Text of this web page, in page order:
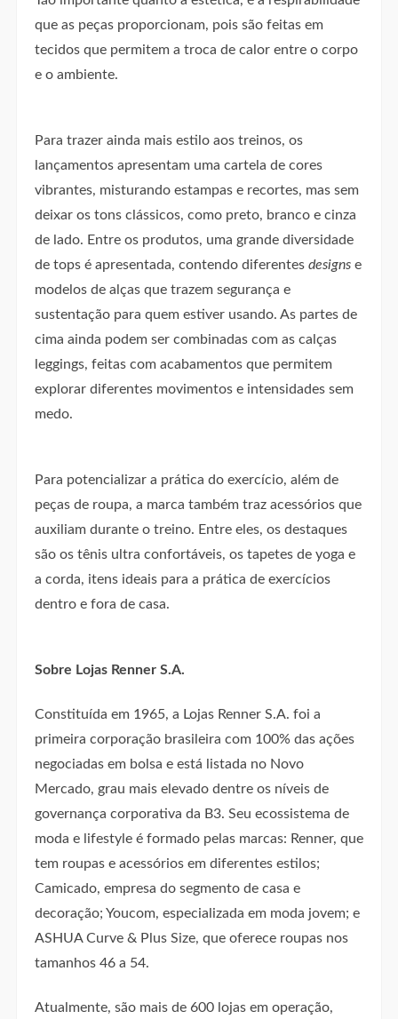
que as peças proporcionam, pois são feitas em
tecidos que permitem a troca de calor entre o corpo
e o ambiente.
Para trazer ainda mais estilo aos treinos, os
lançamentos apresentam uma cartela de cores
vibrantes, misturando estampas e recortes, mas sem
deixar os tons clássicos, como preto, branco e cinza
de lado. Entre os produtos, uma grande diversidade
de tops é apresentada, contendo diferentes designse
modelos de alças que trazem segurança e
sustentação para quem estiver usando. As partes de
cima ainda podem ser combinadas com as calças
leggings, feitas com acabamentos que permitem
explorar diferentes movimentos e intensidades sem
medo.
Para potencializar a prática do exercício, além de
peças de roupa, a marca também traz acessórios que
auxiliam durante o treino. Entre eles, os destaques
são os tênis ultra confortáveis, os tapetes de yoga e
a corda, itens ideais para a prática de exercícios
dentro e fora de casa.
Sobre Lojas Renner S.A.
Constituída em 1965, a Lojas Renner S.A. foi a
primeira corporação brasileira com 100% das ações
negociadas em bolsa e está listada no Novo
Mercado, grau mais elevado dentre os níveis de
governança corporativa da B3. Seu ecossistema de
moda e lifestyle é formado pelas marcas: Renner, que
tem roupas e acessórios em diferentes estilos;
Camicado, empresa do segmento de casa e
decoração; Youcom, especializada em moda jovem; e
ASHUA Curve & Plus Size, que oferece roupas nos
tamanhos 46 a 54.
Atualmente, são mais de 600 lojas em operação,